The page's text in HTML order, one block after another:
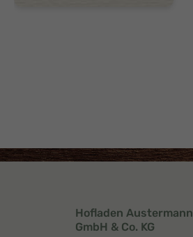
Hofladen Austermann
GmbH & Co. KG